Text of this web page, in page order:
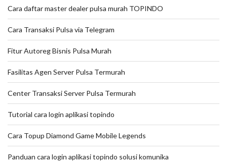
Cara daftar master dealer pulsa murah TOPINDO
Cara Transaksi Pulsa via Telegram
Fitur Autoreg Bisnis Pulsa Murah
Fasilitas Agen Server Pulsa Termurah
Center Transaksi Server Pulsa Termurah
Tutorial cara login aplikasi topindo
Cara Topup Diamond Game Mobile Legends
Panduan cara login aplikasi topindo solusi komunika